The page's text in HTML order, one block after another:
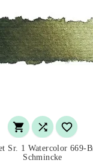
  
Sr. 1 Watercolor 669-
Schmincke